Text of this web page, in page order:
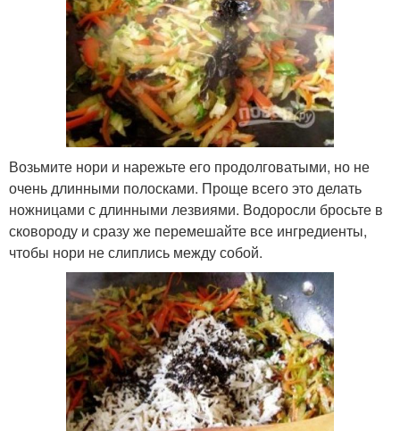
Возьмите нори и нарежьте его продолговатыми, но не
очень длинными полосками. Проще всего это делать
ножницами с длинными лезвиями. Водоросли бросьте в
сковороду и сразу же перемешайте все ингредиенты,
чтобы нори не слиплись между собой.